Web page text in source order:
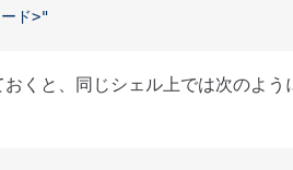
ド>"
くと、同じシェル上では次のよう